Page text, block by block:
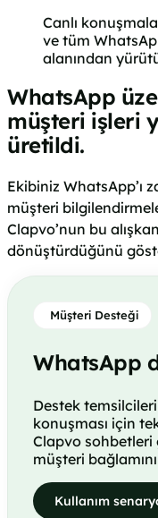
Canlı
ve tüm
alanından
WhatsApp
müşteri işleri
üretildi.
Ekibiniz WhatsApp’ı
müşteri
Clapvo’nun bu
dönüştürdüğünü
Müşteri Desteği
WhatsApp
Destek
konuşması için
Clapvo sohbetleri
müşteri
Kullanım